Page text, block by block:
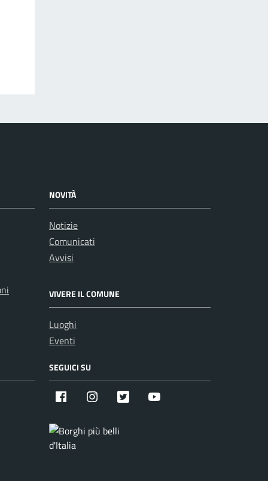
NOVITÀ
Notizie
Comunicati
Avvisi
VIVERE IL COMUNE
Luoghi
Eventi
SEGUICI SU
Facebook Instagram